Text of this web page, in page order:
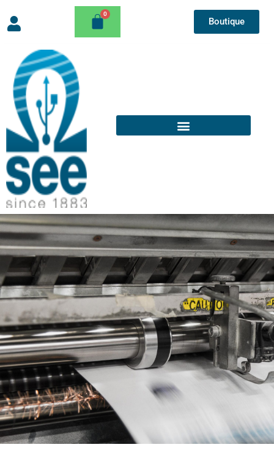
Boutique